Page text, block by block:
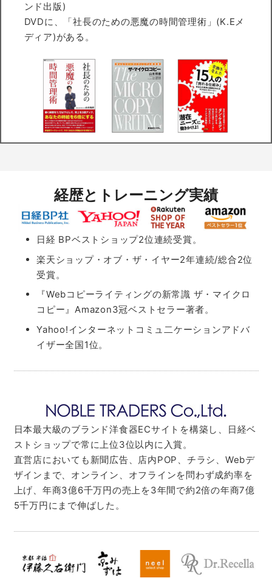
ンド出版)
DVDに、「社長のための悪魔の時間管理術」(K.Eメ
ディア)がある。
経歴とトレーニング実績
日経 BPベストショップ2位連続受賞。
楽天ショップ・オブ・ザ・イヤー2年連続/総合2位
受賞。
『Webコピーライティングの新常識 ザ・マイクロ
コピー』Amazon3冠ベストセラー著者。
Yahoo!インターネットコミュ二ケーションアドバ
イザー全国1位。
日本最大級のブランド洋食器ECサイトを構築し、日経ベ
ストショップで常に上位3位以内に入賞。
直営店においても新聞広告、店内POP、チラシ、Webデ
ザインまで、オンライン、オフラインを問わず成約率を
上げ、年商3億6千万円の売上を3年間で約2倍の年商7億
5千万円にまで伸ばした。